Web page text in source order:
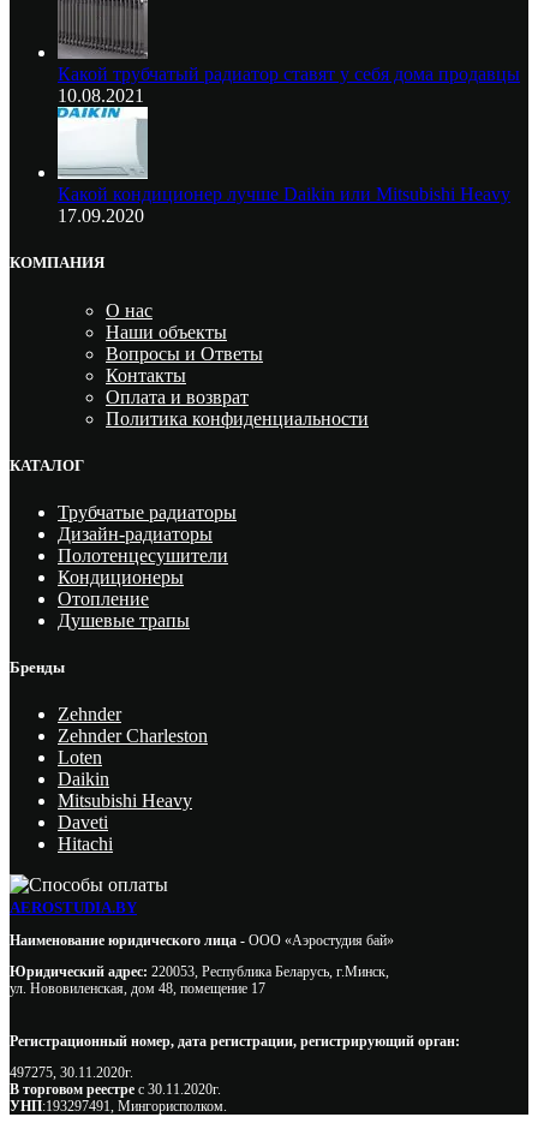
Какой трубчатый радиатор ставят у себя дома продавцы
10.08.2021
Какой кондиционер лучше Daikin или Mitsubishi Heavy
17.09.2020
КОМПАНИЯ
О нас
Наши объекты
Вопросы и Ответы
Контакты
Оплата и возврат
Политика конфиденциальности
КАТАЛОГ
Трубчатые радиаторы
Дизайн-радиаторы
Полотенцесушители
Кондиционеры
Отопление
Душевые трапы
Бренды
Zehnder
Zehnder Charleston
Loten
Daikin
Mitsubishi Heavy
Daveti
Hitachi
AEROSTUDIA.BY
Наименование юридического лица - ООО «Аэростудия бай»
Юридический адрес: 220053, Республика Беларусь, г.Минск,
ул. Нововиленская, дом 48, помещение 17
Регистрационный номер, дата регистрации, регистрирующий орган:
497275, 30.11.2020г.
В торговом реестре с 30.11.2020г.
УНП:193297491, Мингорисполком.